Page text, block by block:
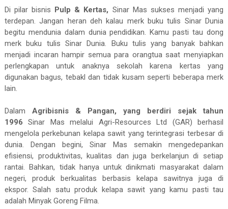
Di pilar bisnis Pulp & Kertas, Sinar Mas sukses menjadi yang
terdepan. Jangan heran deh kalau merk buku tulis Sinar Dunia
begitu mendunia dalam dunia pendidikan. Kamu pasti tau dong
merk buku tulis Sinar Dunia. Buku tulis yang banyak bahkan
menjadi incaran hampir semua para orangtua saat menyiapkan
perlengkapan untuk anaknya sekolah karena kertas yang
digunakan bagus, tebakl dan tidak kusam seperti beberapa merk
lain.
Dalam Agribisnis & Pangan, yang berdiri sejak tahun
1996Sinar Mas melalui Agri-Resources Ltd (GAR) berhasil
mengelola perkebunan kelapa sawit yang terintegrasi terbesar di
dunia. Dengan begini, Sinar Mas semakin mengedepankan
efisiensi, produktivitas, kualitas dan juga berkelanjun di setiap
rantai. Bahkan, tidak hanya untuk dinikmati masyarakat dalam
negeri, produk berkualitas berbasis kelapa sawitnya juga di
ekspor. Salah satu produk kelapa sawit yang kamu pasti tau
adalah Minyak Goreng Filma.